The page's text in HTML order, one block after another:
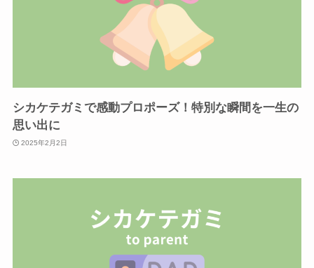
シカケテガミで感動プロポーズ！特別な瞬間を一生の
思い出に
2025年2月2日